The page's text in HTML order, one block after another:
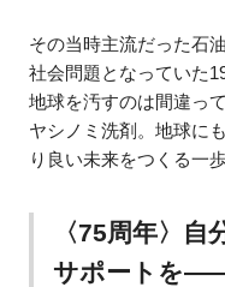
その当時主流だった石
社会問題となっていた
地球を汚すのは間違っ
ヤシノミ洗剤。地球に
り良い未来をつくる一
〈75周年〉
サポートを